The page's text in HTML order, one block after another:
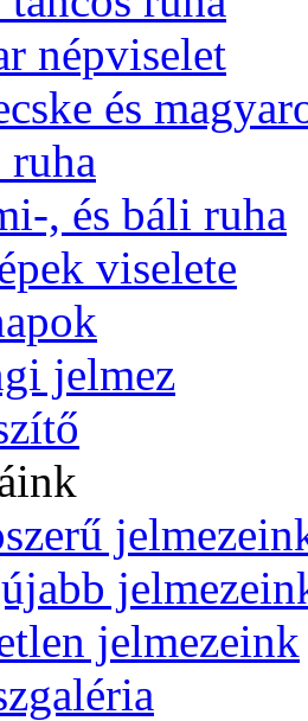
népviselet
és
, és báli ruha
viselete
jelmez
jelmezeink